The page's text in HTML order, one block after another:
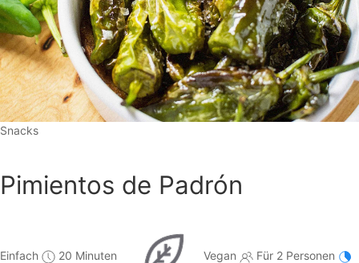
Snacks
Pimientos de Padrón
Einfach 20 Minuten Vegan Für 2 Personen